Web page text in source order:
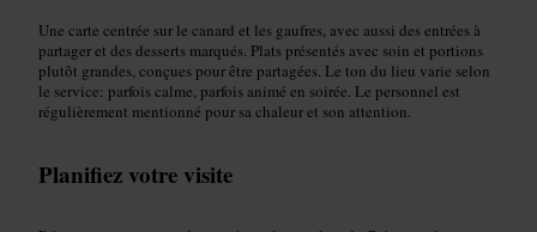
Une carte centrée sur le canard et les gaufres, avec aussi des entrées à
partager et des desserts marqués. Plats présentés avec soin et portions
plutôt grandes, conçues pour être partagées. Le ton du lieu varie selon
le service: parfois calme, parfois animé en soirée. Le personnel est
régulièrement mentionné pour sa chaleur et son attention.
Planifiez votre visite